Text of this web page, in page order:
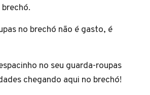
no brechó não é gasto, é
no seu guarda-roupas
chegando aqui no brechó!